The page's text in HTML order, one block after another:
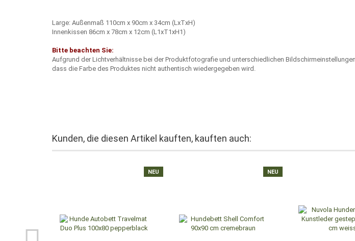
Large: Außenmaß 110cm x 90cm x 34cm (LxTxH)
Innenkissen 86cm x 78cm x 12cm (L1xT1xH1)
Bitte beachten Sie:
Aufgrund der Lichtverhältnisse bei der Produktfotografie und unterschiedlichen
dass die Farbe des Produktes nicht authentisch wiedergegeben wird.
Kunden, die diesen Artikel kauften, kauften auch:
NEU NEU